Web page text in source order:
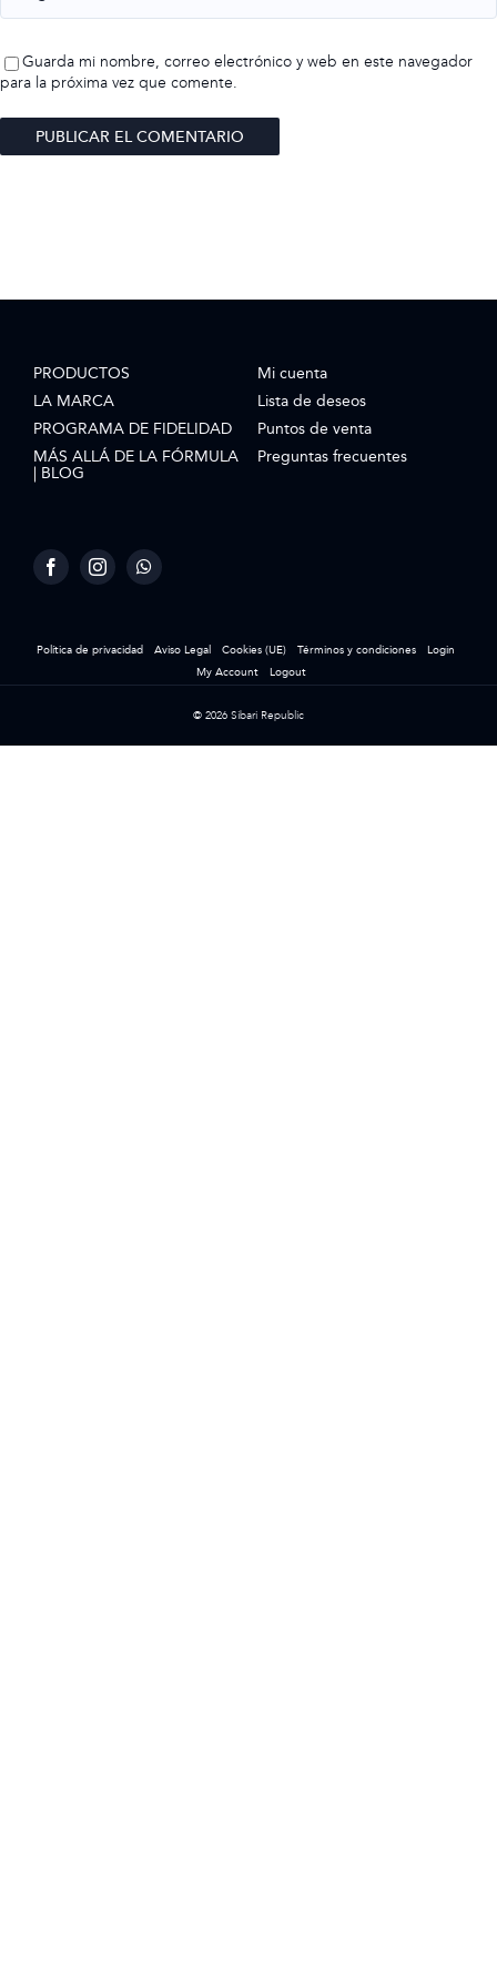
Guarda mi nombre, correo electrónico y web en este navegador
para la próxima vez que comente.
PRODUCTOS
LA MARCA
PROGRAMA DE FIDELIDAD
MÁS ALLÁ DE LA FÓRMULA
| BLOG
Mi cuenta
Lista de deseos
Puntos de venta
Preguntas frecuentes
Política de privacidad Aviso Legal Cookies (UE) Términos y condiciones
Login
My Account
Logout
© 2026 Sibari Republic